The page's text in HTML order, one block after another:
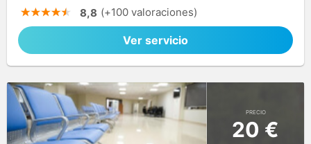
8,8 (+100 valoraciones)
Ver servicio
PRECIO
20 €